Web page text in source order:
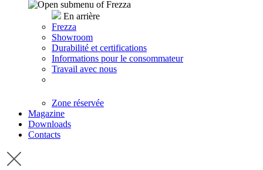
En arrière
Frezza
Showroom
Durabilité et certifications
Informations pour le consommateur
Travail avec nous
Zone réservée
Magazine
Downloads
Contacts